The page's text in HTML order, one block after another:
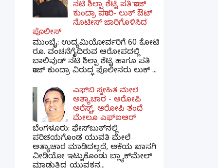
ನಟಿ ಶಿಲ್ಪಾ ಶೆಟ್ಟಿ ಪತಿ ರಾಜ್
ಕುಂದ್ರಾ ಪರಾರಿ- ಲುಕ್ ಔಟ್
ನೊಟೀಸ್ ಜಾರಿಗೊಳಿಸಿದ
ಪೊಲೀಸ್
ಮುಂಬೈ: ಉದ್ಯಮಿಯೋರ್ವರಿಗೆ 60 ಕೋಟಿ
ರೂ. ವಂಚನೆಗೈದಿರುವ ಆರೋಪದಲ್ಲಿ
ಬಾಲಿವುಡ್ ನಟಿ ಶಿಲ್ಪಾ ಶೆಟ್ಟಿ ಹಾಗೂ ಪತಿ
ರಾಜ್ ಕುಂದ್ರಾ ವಿರುದ್ಧ ಪೊಲೀಸರು ಲುಕ್ ...
ಎಫ್‌ಬಿ ಸ್ನೇಹಿತೆ ಮೇಲೆ
ಅತ್ಯಾಚಾರ - ಆರೋಪಿ
ಅರೆಸ್ಟ್, ಆರೋಪಿ ತಂದೆ
ಮೇಲೂ ಎಫ್ಐಆರ್
ಬೆಂಗಳೂರು: ಫೇಸ್‌ಬುಕ್‌ನಲ್ಲಿ
ಪರಿಚಯಗೊಂಡ ಯುವತಿ ಮೇಲೆ
ಅತ್ಯಾಚಾರ ಮಾಡಿದಲ್ಲದೆ, ಆಕೆಯ ಖಾಸಗಿ
ವೀಡಿಯೋ ಇಟ್ಟುಕೊಂಡು ಬ್ಲ್ಯಾಕ್‌ಮೇಲ್